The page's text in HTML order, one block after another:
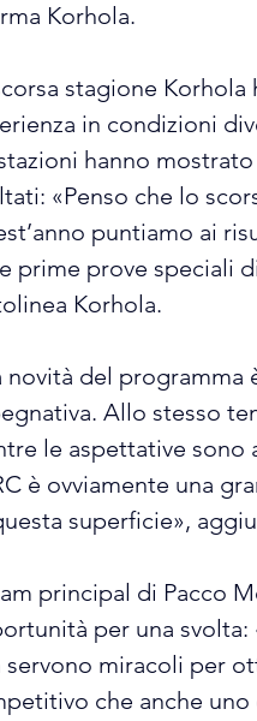
Korhola.
stagione
in condizioni
hanno
«Penso che lo
puntiamo ai
prime prove speciali
Korhola.
novità del programma
Allo stesso
le aspettative sono
è ovviamente una
superficie»,
principal di Pacco
per una
servono miracoli per
che anche